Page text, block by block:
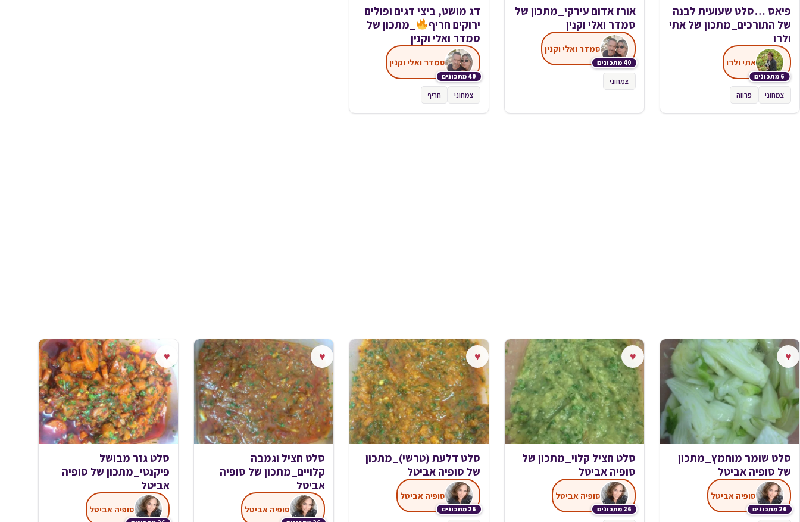
פיאס …סלט שעועית לבנה
של התורכים_מתכון של אתי
ולרו
6 מתכונים
אתי ולרו
צמחוני פרווה
אורז אדום עירקי_מתכון של
סמדר ואלי וקנין
40 מתכונים
סמדר ואלי וקנין
צמחוני
דג מושט, ביצי דגים ופולים
ירוקים חריף
_מתכון של
סמדר ואלי וקנין
40 מתכונים
סמדר ואלי וקנין
צמחוני חריף
♥
סלט שומר מוחמץ_מתכון
של סופיה אביטל
26 מתכונים
סופיה אביטל
♥
סלט חציל קלוי_מתכון של
סופיה אביטל
26 מתכונים
סופיה אביטל
♥
סלט דלעת (טרשי)_מתכון
של סופיה אביטל
26 מתכונים
סופיה אביטל
♥
סלט חציל וגמבה
קלויים_מתכון של סופיה
אביטל
סופיה אביטל
♥
סלט גזר מבושל
פיקנטי_מתכון של סופיה
אביטל
סופיה אביטל